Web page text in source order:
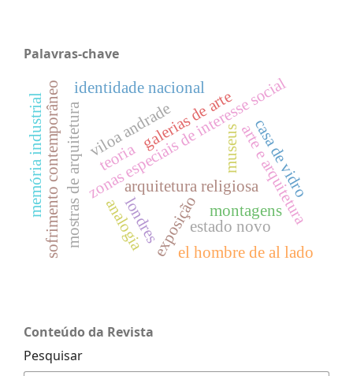
Palavras-chave
arquitetura religiosa
zonas especiais de interesse social
arte e arquitetura
museus
galerias de arte
montagens
casa de vidro
exposição
londres
mostras de arquitetura viloa andrade
estado novo
identidade nacional
analogia
sofrimento contemporâneo el hombre de al lado
teoria
memória industrial
Conteúdo da Revista
Pesquisar